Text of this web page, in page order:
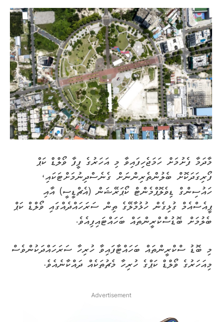
މާދަމާ ފެށުމަށް ހަމަޖެހިފައިވާ މި އަހަރުގެ ފީފާ ވޯލްޑް ކަޕް
ފޯރިގަދަކޮށް ބެލުންތެރިންނަށް ގެނެސްދިނުމަށްޓަކައި،
ހައުސިންގް ޑިވެލޮޕްމެންޓް ކޯޕަރޭޝަން (އެޗްޑީސީ) އާއި
ޕީއެސްއެމް ގުޅިގެން ހުޅުމާލޭގެ ތިން ސަރަހައްދެއްގައި ވޯލްޑް ކަޕް
ބެލުމަށް ބޮޑުސްކްރީންތައް ބަހައްޓައިފިއެވެ.
މި ބޮޑު ސްކްރީންތައް ބަހައްޓާފައިވާ ހުރިހާ ސަރަހައްދަކުންވެސް
މިއަހަރުގެ ވޯލްޑް ކަޕްގެ ހުރިހާ މެޗުތަކެއް ދައްކާނެއެވެ.
Advertisement